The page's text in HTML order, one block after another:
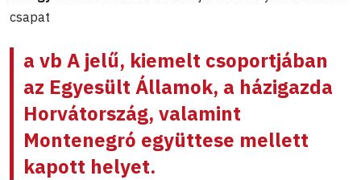
csapat
a vb A jelű, kiemelt csoportjában
az Egyesült Államok, a házigazda
Horvátország, valamint
Montenegró együttese mellett
kapott helyet.